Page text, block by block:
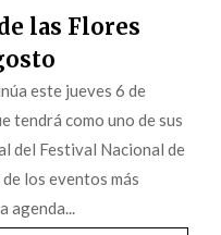
las Flores
este jueves 6 de
tendrá como uno de sus
del Festival Nacional de
los eventos más
agenda...